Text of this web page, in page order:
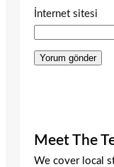
İnternet sitesi
Meet The
We cover local